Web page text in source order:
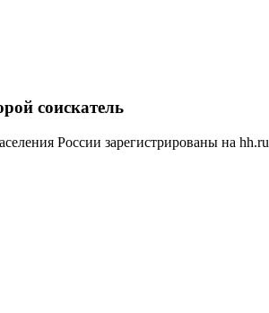
соискатель
России зарегистрированы на hh.ru